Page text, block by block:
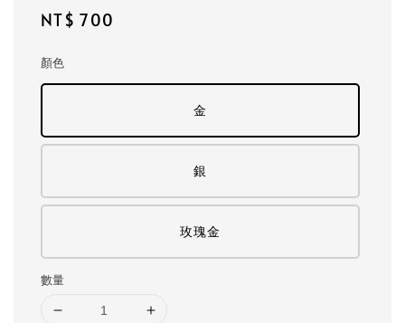
Regular
NT$ 700
顏色
金
銀
玫瑰金
數量